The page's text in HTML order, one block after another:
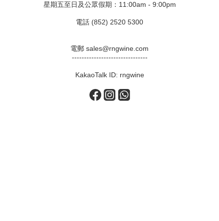
星期五至日及公眾假期：11:00am - 9:00pm
電話 (852) 2520 5300
電郵 sales@rngwine.com
-------------------------------
KakaoTalk ID: rngwine